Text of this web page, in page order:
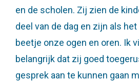
en de scholen. Zij zien de
deel van de dag en zijn als
beetje onze ogen en oren. Ik
belangrijk dat zij goed
gesprek aan te kunnen gaan